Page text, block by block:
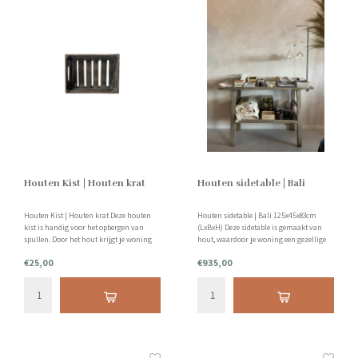
Houten Kist | Houten krat
Houten Kist | Houten krat Deze houten
kist is handig voor het opbergen van
spullen. Door het hout krijgt je woning
Afmetingen: LxBxH - 40x29x17cm
€25,00
Houten sidetable | Bali
Houten sidetable | Bali 125x45x83cm
(LxBxH) Deze sidetable is gemaakt van
hout, waardoor je woning een gezellige
allerlei spullen netjes in op te bergen.
Bekijk deze sidetable in onze showroom!
€935,00